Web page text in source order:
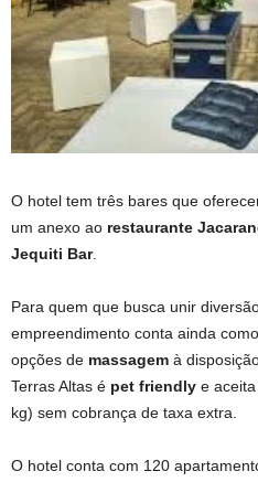
O hotel tem três bares que
um anexo ao restaurante
Jequiti Bar.
Para quem que busca unir
empreendimento conta ainda
opções de massagem à
Terras Altas é pet friendly e
kg) sem cobrança de taxa extra.
O hotel conta com 120